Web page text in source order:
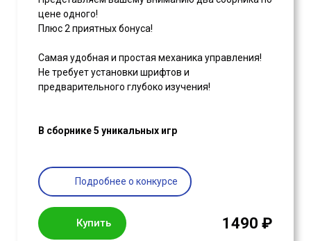
цене одного!
Плюс 2 приятных бонуса!
Самая удобная и простая механика управления!
Не требует установки шрифтов и
предварительного глубоко изучения!
В сборнике 5 уникальных игр
Подробнее о конкурсе
Купить 1490 ₽